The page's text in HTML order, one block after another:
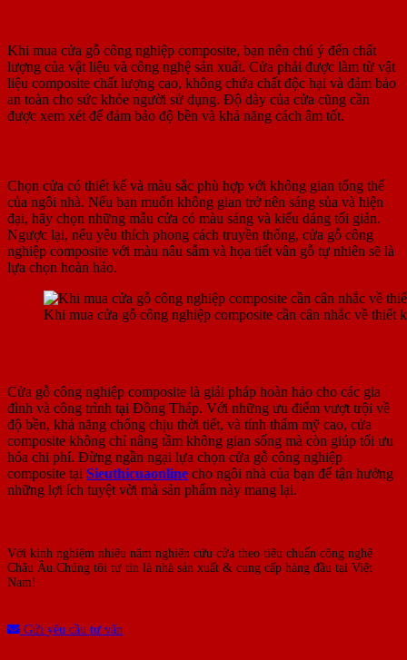
Khi mua cửa gỗ công nghiệp composite, bạn nên chú ý đến chất
lượng của vật liệu và công nghệ sản xuất. Cửa phải được làm từ vật
liệu composite chất lượng cao, không chứa chất độc hại và đảm bảo
an toàn cho sức khỏe người sử dụng. Độ dày của cửa cũng cần
được xem xét để đảm bảo độ bền và khả năng cách âm tốt.
Chọn cửa có thiết kế và màu sắc phù hợp với không gian tổng thể
của ngôi nhà. Nếu bạn muốn không gian trở nên sáng sủa và hiện
đại, hãy chọn những mẫu cửa có màu sáng và kiểu dáng tối giản.
Ngược lại, nếu yêu thích phong cách truyền thống, cửa gỗ công
nghiệp composite với màu nâu sẫm và họa tiết vân gỗ tự nhiên sẽ là
lựa chọn hoàn hảo.
Khi mua cửa gỗ công nghiệp composite cần cân nhắc về thiết
Cửa gỗ công nghiệp composite là giải pháp hoàn hảo cho các gia
đình và công trình tại Đồng Tháp. Với những ưu điểm vượt trội về
độ bền, khả năng chống chịu thời tiết, và tính thẩm mỹ cao, cửa
composite không chỉ nâng tầm không gian sống mà còn giúp tối ưu
hóa chi phí. Đừng ngần ngại lựa chọn cửa gỗ công nghiệp
composite tại Sieuthicuaonline cho ngôi nhà của bạn để tận hưởng
những lợi ích tuyệt vời mà sản phẩm này mang lại.
Với kinh nghiệm nhiêu năm nghiên cứu cửa theo tiêu chuẩn công nghệ
Châu Âu.Chúng tôi tự tin là nhà sản xuất & cung cấp hàng đầu tại Việt
Nam!
Gửi yêu cầu tư vấn